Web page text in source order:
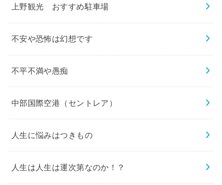
上野観光 おすすめ駐車場
不安や恐怖は幻想です
不平不満や愚痴
中部国際空港（セントレア）
人生に悩みはつきもの
人生は人生は運次第なのか！？